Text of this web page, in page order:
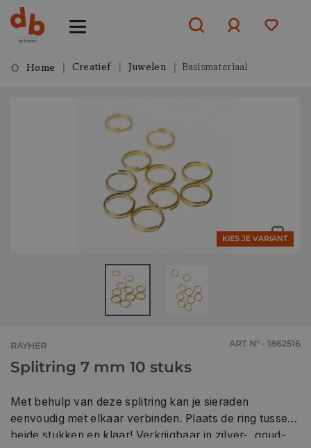
Home Creatief Juwelen Basismateriaal
KIES JE VARIANT
RAYHER ART N° - 1862516
Splitring 7 mm 10 stuks
Met behulp van deze splitring kan je sieraden
eenvoudig met elkaar verbinden. Plaats de ring tussen
beide stukken en klaar! Verkrijgbaar in zilver-, goud-